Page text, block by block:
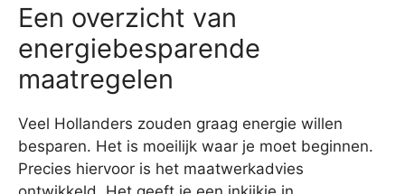
Een overzicht van
energiebesparende
maatregelen
Veel Hollanders zouden graag energie willen
besparen. Het is moeilijk waar je moet beginnen.
Precies hiervoor is het maatwerkadvies